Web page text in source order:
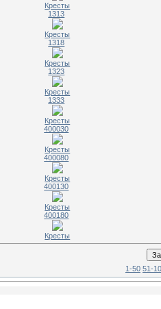
Кресты
1313
Кресты
1318
Кресты
1323
Кресты
1333
Кресты
400030
Кресты
400080
Кресты
400130
Кресты
400180
Кресты
1-50 51-